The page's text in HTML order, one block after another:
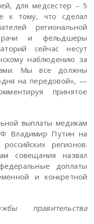
для медсестер – 5
к тому, что сделал
региональной
и фельдшеры
сейчас несут
наблюдению за
Мы все должны
на передовой», —
принятое
выплаты медикам
Владимир Путин на
регионов.
совещания назвал
доплаты
и конкретной
правительства